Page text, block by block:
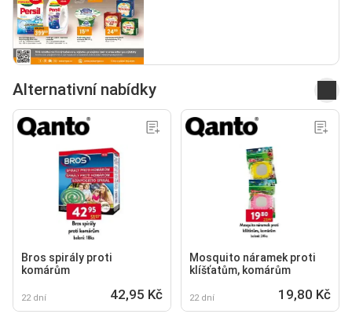
Alternativní nabídky
Bros spirály proti
komárům
22 dní 42,95 Kč
Mosquito náramek proti
klíšťatům, komárům
22 dní 19,80 Kč